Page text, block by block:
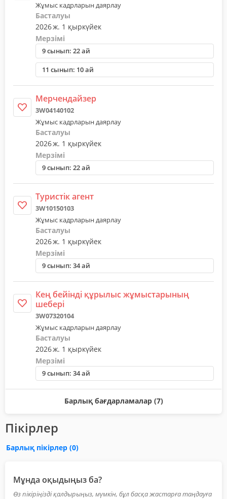
Жұмыс кадрларын даярлау
Басталуы
2026 ж. 1 қыркүйек
Мерзімі
9 сынып: 22 ай
11 сынып: 10 ай
Мерчендайзер
3W04140102
Жұмыс кадрларын даярлау
Басталуы
2026 ж. 1 қыркүйек
Мерзімі
9 сынып: 22 ай
Туристiк агент
3W10150103
Жұмыс кадрларын даярлау
Басталуы
2026 ж. 1 қыркүйек
Мерзімі
9 сынып: 34 ай
Кең бейінді құрылыс жұмыстарының
шебері
3W07320104
Жұмыс кадрларын даярлау
Басталуы
2026 ж. 1 қыркүйек
Мерзімі
9 сынып: 34 ай
Барлық бағдарламалар (7)
Пікірлер
Барлық пікірлер (0)
Мұнда оқыдыңыз ба?
Өз пікіріңізді қалдырыңыз, мүмкін, бұл басқа жастарға таңдауға